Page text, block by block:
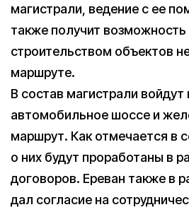
магистрали, ведение с ее
также получит возможность
строительством объектов
маршруте.
В состав магистрали
автомобильное шоссе и
маршрут. Как отмечается в
о них будут проработаны в
договоров. Ереван также в
дал согласие на